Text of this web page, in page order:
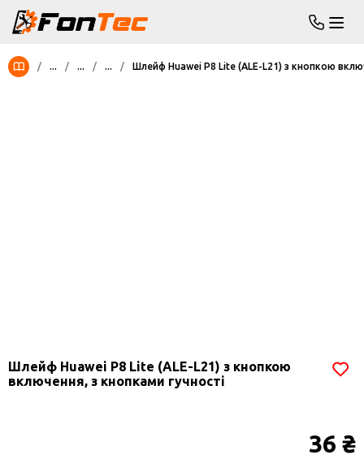
/ ... / ... / ... / Шлейф Huawei P8 Lite (ALE-L21) з кнопкою
Шлейф Huawei P8 Lite (ALE-L21) з кнопкою
включення, з кнопками гучності
36 ₴